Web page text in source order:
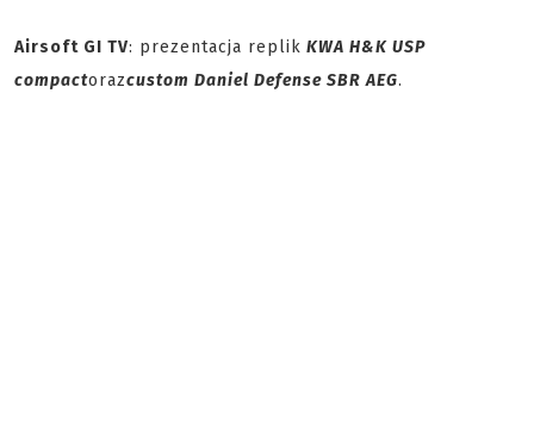
Airsoft GI TV: prezentacja replik KWA H&K USP
compactorazcustom Daniel Defense SBR AEG.